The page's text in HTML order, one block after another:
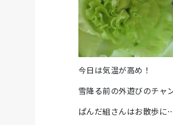
今日は気温が高め！
雪降る前の外遊びのチャ
ぱんだ組さんはお散歩に